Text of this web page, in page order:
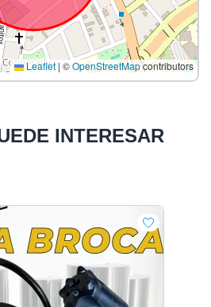
Leaflet | ©OpenStreetMapcontributors
INTERESAR